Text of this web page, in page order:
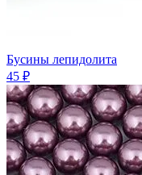
Бусины лепидолита
45 ₽